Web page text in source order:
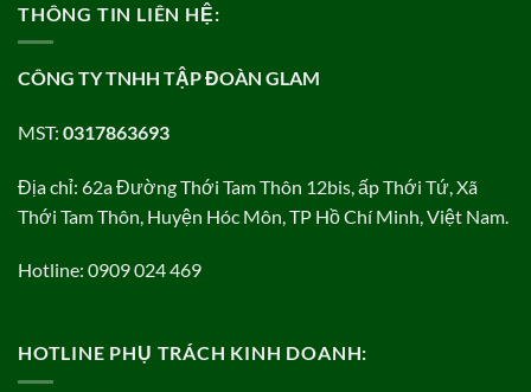
THÔNG TIN LIÊN HỆ:
CÔNG TY TNHH TẬP ĐOÀN GLAM
MST: 0317863693
Địa chỉ: 62a Đường Thới Tam Thôn 12bis, ấp Thới Tứ, Xã
Thới Tam Thôn, Huyện Hóc Môn, TP Hồ Chí Minh, Việt Nam.
Hotline: 0909 024 469
HOTLINE PHỤ TRÁCH KINH DOANH: